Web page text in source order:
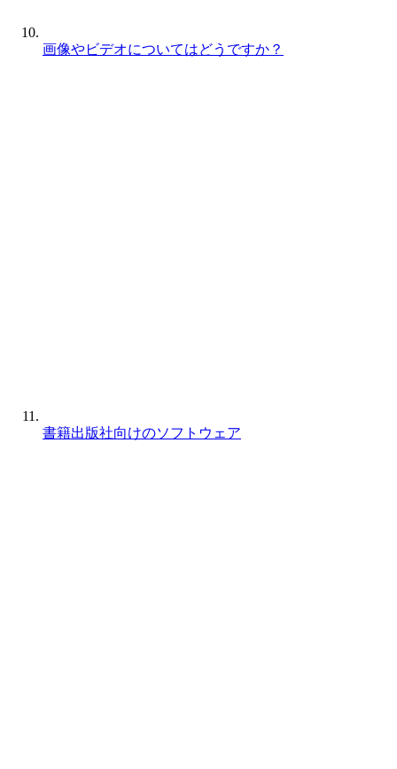
画像やビデオについてはどうですか？
書籍出版社向けのソフトウェア